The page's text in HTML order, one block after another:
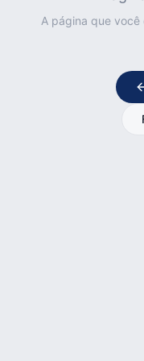
A página que